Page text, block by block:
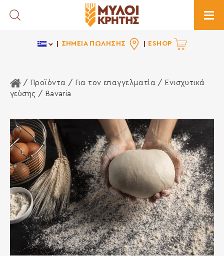
Toggle Search
ΣΗΜΕΙΑ ΠΩΛΗΣΗΣ ESHOP
Αρχική Σελίδα
/ Προϊόντα / Για τον επαγγελματία / Ενισχυτικά
γεύσης / Bavaria